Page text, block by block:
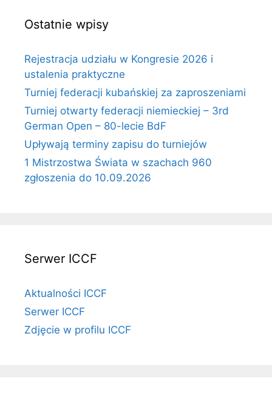
Ostatnie wpisy
Rejestracja udziału w Kongresie 2026 i
ustalenia praktyczne
Turniej federacji kubańskiej za zaproszeniami
Turniej otwarty federacji niemieckiej – 3rd
German Open – 80-lecie BdF
Upływają terminy zapisu do turniejów
1 Mistrzostwa Świata w szachach 960
zgłoszenia do 10.09.2026
Serwer ICCF
Aktualności ICCF
Serwer ICCF
Zdjęcie w profilu ICCF